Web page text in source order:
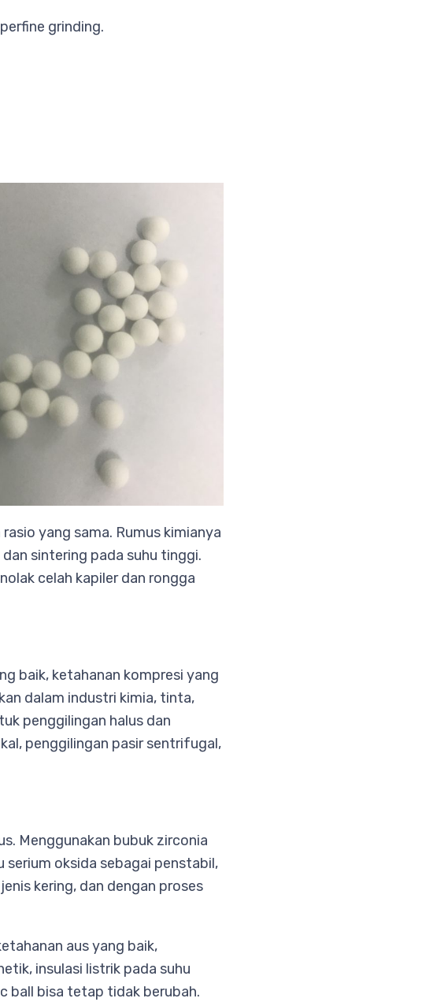
grinding.
yang sama. Rumus kimianya
sintering pada suhu tinggi.
celah kapiler dan rongga
baik, ketahanan kompresi yang
dalam industri kimia, tinta,
penggilingan halus dan
penggilingan pasir sentrifugal,
Menggunakan bubuk zirconia
oksida sebagai penstabil,
kering, dan dengan proses
aus yang baik,
insulasi listrik pada suhu
ball bisa tetap tidak berubah.